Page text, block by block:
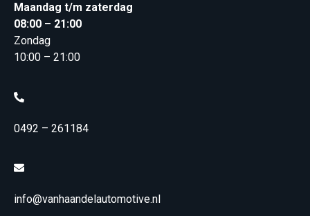
Maandag t/m zaterdag
08:00 – 21:00
Zondag
10:00 – 21:00
0492 – 261184
info@vanhaandelautomotive.nl